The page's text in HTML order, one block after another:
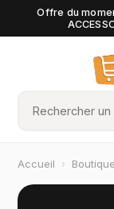
Offre du
Accueil › Boutique